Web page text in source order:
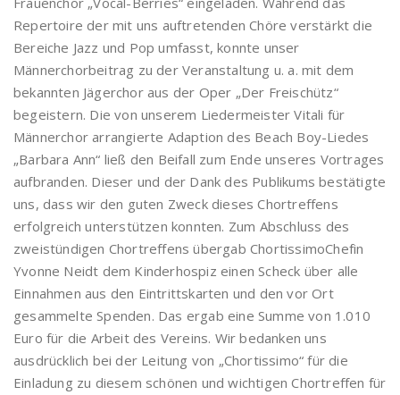
Repertoire der mit uns auftretenden Chöre verstärkt die
Bereiche Jazz und Pop umfasst, konnte unser
Männerchorbeitrag zu der Veranstaltung u. a. mit dem
bekannten Jägerchor aus der Oper „Der Freischütz“
begeistern. Die von unserem Liedermeister Vitali für
Männerchor arrangierte Adaption des Beach Boy-Liedes
„Barbara Ann“ ließ den Beifall zum Ende unseres Vortrages
aufbranden. Dieser und der Dank des Publikums bestätigte
uns, dass wir den guten Zweck dieses Chortreffens
erfolgreich unterstützen konnten. Zum Abschluss des
zweistündigen Chortreffens übergab ChortissimoChefin
Yvonne Neidt dem Kinderhospiz einen Scheck über alle
Einnahmen aus den Eintrittskarten und den vor Ort
gesammelte Spenden. Das ergab eine Summe von 1.010
Euro für die Arbeit des Vereins. Wir bedanken uns
ausdrücklich bei der Leitung von „Chortissimo“ für die
Einladung zu diesem schönen und wichtigen Chortreffen für